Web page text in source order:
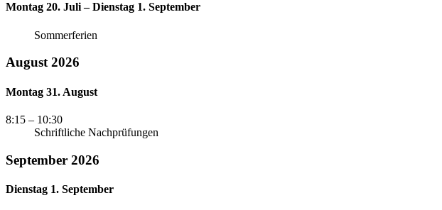
Montag 20. Juli – Dienstag 1. September
Sommerferien
August 2026
Montag 31. August
8:15 – 10:30
Schriftliche Nachprüfungen
September 2026
Dienstag 1. September